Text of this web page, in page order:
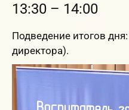
13:30 – 14:00
Подведение итогов
директора).